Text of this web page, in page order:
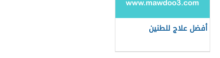
أفضل علاج للطنين